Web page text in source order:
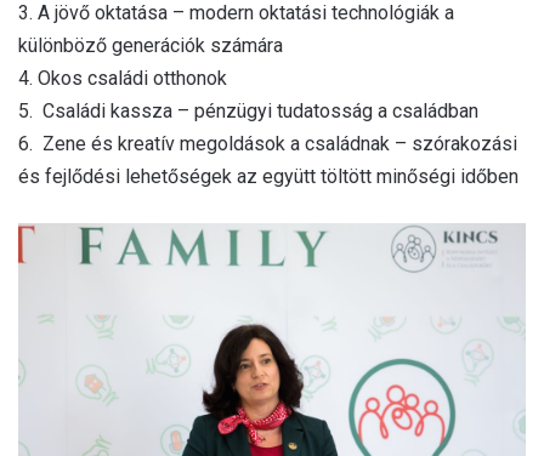
3. A jövő oktatása – modern oktatási technológiák a
különböző generációk számára
4. Okos családi otthonok
5. Családi kassza – pénzügyi tudatosság a családban
6. Zene és kreatív megoldások a családnak – szórakozási
és fejlődési lehetőségek az együtt töltött minőségi időben